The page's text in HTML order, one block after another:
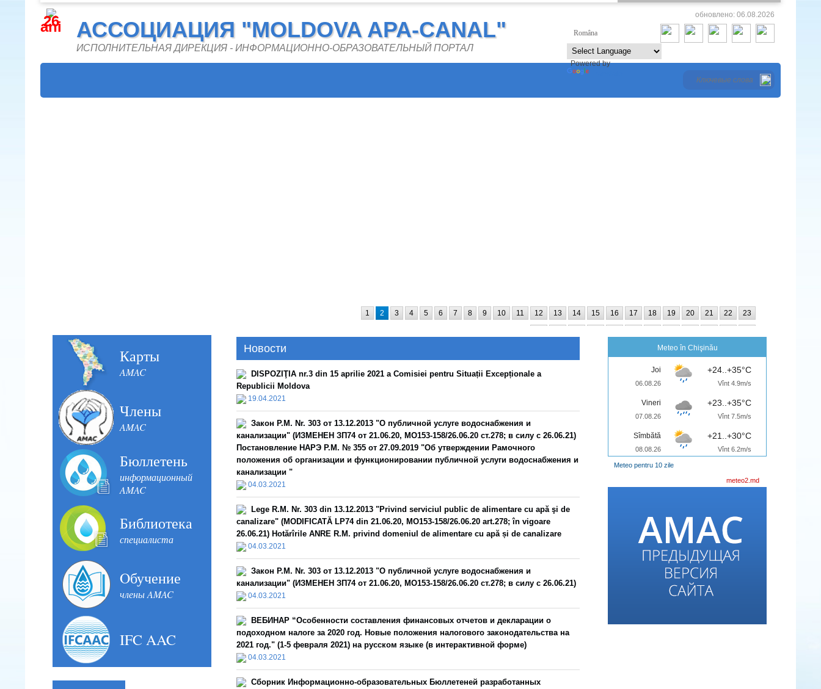
26
ani АССОЦИАЦИЯ "MOLDOVA APA-CANAL"
ИСПОЛНИТЕЛЬНАЯ ДИРЕКЦИЯ - ИНФОРМАЦИОННО-ОБРАЗОВАТЕЛЬНЫЙ ПОРТАЛ
обновлено: 06.08.2026
Româna
Powered by
1 2 3 4 5 6 7 8 9 10 11 12 13 14 15 16 17 18 19 20 21 22 23
Карты
AMAC
Члены
AMAC
Бюллетень
информационный
AMAC
Библиотека
специалиста
Oбучение
члены AMAC
IFC AAC
Новости
DISPOZIŢIA nr.3 din 15 aprilie 2021 a Comisiei pentru Situații Excepționale a
Republicii Moldova
19.04.2021
Закон Р.М. Nr. 303 от 13.12.2013 "О публичной услуге водоснабжения и
канализации" (ИЗМЕНЕН ЗП74 от 21.06.20, MO153-158/26.06.20 ст.278; в силу с 26.06.21)
Постановление НАРЭ Р.М. № 355 от 27.09.2019 "Об утверждении Рамочного
положения об организации и функционировании публичной услуги водоснабжения и
канализации "
04.03.2021
Lege R.M. Nr. 303 din 13.12.2013 "Privind serviciul public de alimentare cu apă şi de
canalizare" (MODIFICATĂ LP74 din 21.06.20, MO153-158/26.06.20 art.278; în vigoare
26.06.21) Hotărîrile ANRE R.M. privind domeniul de alimentare cu apă și de canalizare
04.03.2021
Закон Р.М. Nr. 303 от 13.12.2013 "О публичной услуге водоснабжения и
канализации" (ИЗМЕНЕН ЗП74 от 21.06.20, MO153-158/26.06.20 ст.278; в силу с 26.06.21)
04.03.2021
ВЕБИНАР “Особенности составления финансовых отчетов и декларации о
подоходном налоге за 2020 год. Новые положения налогового законодательства на
2021 год." (1-5 февраля 2021) на русском языке (в интерактивной форме)
04.03.2021
Сборник Информационно-образовательных Бюллетеней разработанных
Meteo în Chişinău
Joi
06.08.26
+24..+35°C
Vînt 4.9m/s
Vineri
07.08.26
+23..+35°C
Vînt 7.5m/s
Sîmbătă
08.08.26
+21..+30°C
Vînt 6.2m/s
Meteo pentru 10 zile
meteo2.md